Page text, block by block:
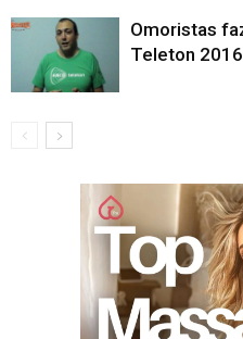
Omoristas
Teleton 2016